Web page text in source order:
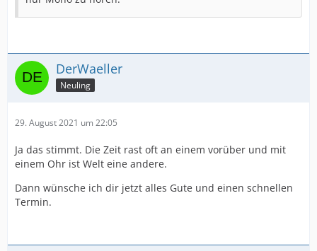
DerWaeller
Neuling
29. August 2021 um 22:05
Ja das stimmt. Die Zeit rast oft an einem vorüber und mit
einem Ohr ist Welt eine andere.
Dann wünsche ich dir jetzt alles Gute und einen schnellen
Termin.